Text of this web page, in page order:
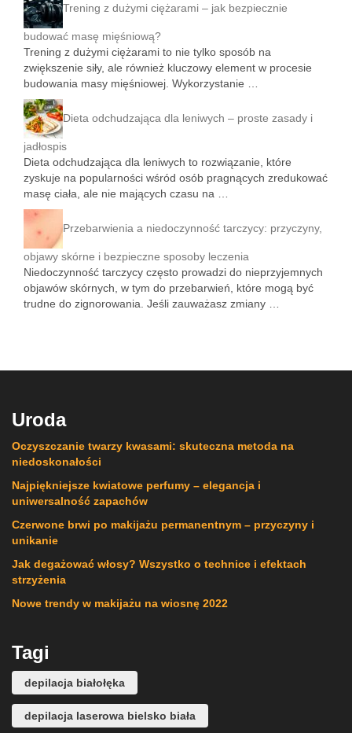
Trening z dużymi ciężarami – jak bezpiecznie
budować masę mięśniową?
Trening z dużymi ciężarami to nie tylko sposób na
zwiększenie siły, ale również kluczowy element w procesie
budowania masy mięśniowej. Wykorzystanie …
Dieta odchudzająca dla leniwych – proste zasady i
jadłospis
Dieta odchudzająca dla leniwych to rozwiązanie, które
zyskuje na popularności wśród osób pragnących zredukować
masę ciała, ale nie mających czasu na …
Przebarwienia a niedoczynność tarczycy: przyczyny,
objawy skórne i bezpieczne sposoby leczenia
Niedoczynność tarczycy często prowadzi do nieprzyjemnych
objawów skórnych, w tym do przebarwień, które mogą być
trudne do zignorowania. Jeśli zauważasz zmiany …
Uroda
Oczyszczanie twarzy kwasami: skuteczna metoda na
niedoskonałości
Najpiękniejsze kwiatowe perfumy – elegancja i
uniwersalność zapachów
Czerwone brwi po makijażu permanentnym – przyczyny i
unikanie
Jak degażować włosy? Wszystko o technice i efektach
strzyżenia
Nowe trendy w makijażu na wiosnę 2022
Tagi
depilacja białołęka
depilacja laserowa bielsko biała